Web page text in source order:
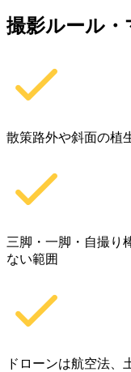
撮影ルール・
散策路外や斜面の植
三脚・一脚・自撮り
ない範囲
ドローンは航空法、